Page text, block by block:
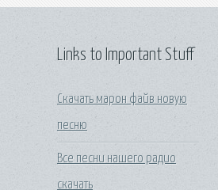
Links to Important Stuff
Скачать марон файв новую
песню
Все песни нашего радио
скачать